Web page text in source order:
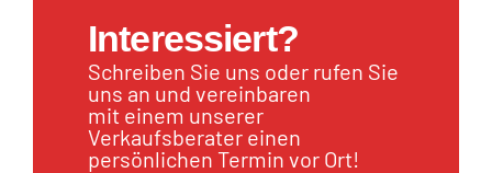
Interessiert?
Schreiben Sie uns oder rufen Sie
uns an und vereinbaren
mit einem unserer
Verkaufsberater einen
persönlichen Termin vor Ort!